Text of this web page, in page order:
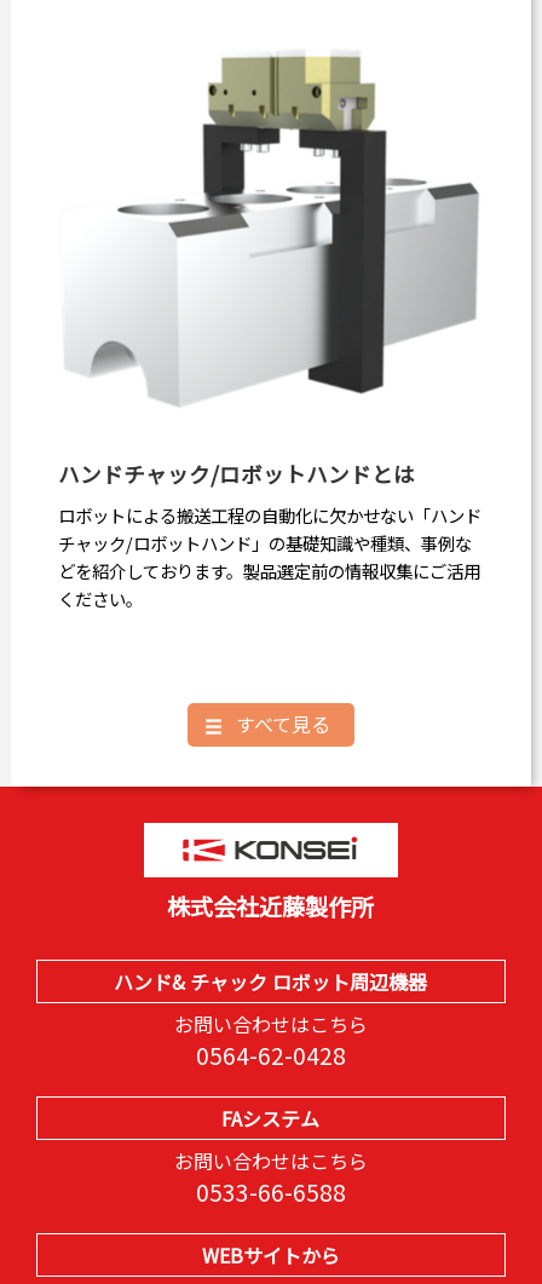
ハンドチャック/ロボットハンドとは
ロボットによる搬送工程の自動化に欠かせない「ハンド
チャック/ロボットハンド」の基礎知識や種類、事例な
どを紹介しております。製品選定前の情報収集にご活用
ください。
すべて見る
株式会社近藤製作所
ハンド& チャック ロボット周辺機器
お問い合わせはこちら
0564-62-0428
FAシステム
お問い合わせはこちら
0533-66-6588
WEBサイトから